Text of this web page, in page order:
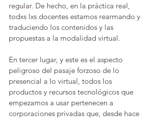
regular. De hecho, en la práctica real,
todxs lxs docentes estamos rearmando y
traduciendo los contenidos y las
propuestas a la modalidad virtual.
En tercer lugar, y este es el aspecto
peligroso del pasaje forzoso de lo
presencial a lo virtual, todos los
productos y recursos tecnológicos que
empezamos a usar pertenecen a
corporaciones privadas que, desde hace